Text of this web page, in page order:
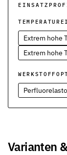
Werkstoffe
Normen &
ISO, DIN und
REACH,
Extrem hohe
Extrem hohe
Varianten